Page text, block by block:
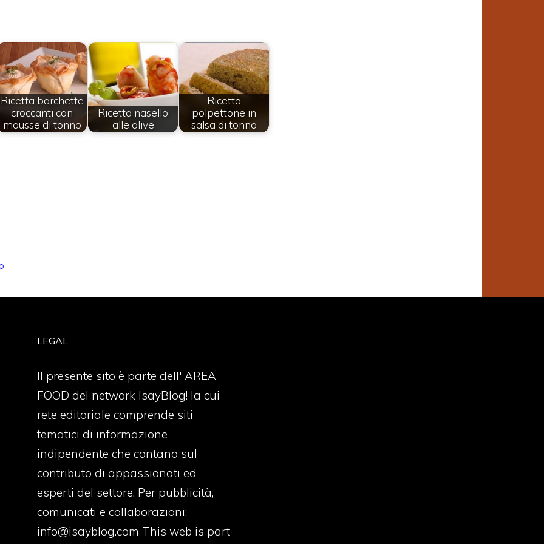
Ricetta barchette
croccanti con
mousse di tonno
Ricetta nasello
alle olive
Ricetta
polpettone in
salsa di tonno
LEGAL
Il presente sito è parte dell' AREA
FOOD del network IsayBlog! la cui
rete editoriale comprende siti
tematici di informazione
indipendente che contano sul
contributo di appassionati ed
esperti del settore. Per pubblicità,
comunicati e collaborazioni:
info@isayblog.com This web is part